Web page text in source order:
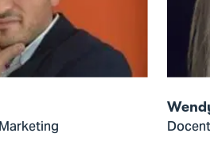
Wendy
Troost